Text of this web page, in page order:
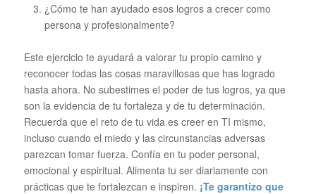
¿Cómo te han ayudado esos logros a crecer como
persona y profesionalmente?
Este ejercicio te ayudará a valorar tu propio camino y
reconocer todas las cosas maravillosas que has logrado
hasta ahora. No subestimes el poder de tus logros, ya que
son la evidencia de tu fortaleza y de tu determinación.
Recuerda que el reto de tu vida es creer en TI mismo,
incluso cuando el miedo y las circunstancias adversas
parezcan tomar fuerza. Confía en tu poder personal,
emocional y espiritual. Alimenta tu ser diariamente con
prácticas que te fortalezcan e inspiren. ¡Te garantizo que